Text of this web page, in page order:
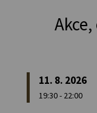
11. 8. 2026
19:30 - 22:00